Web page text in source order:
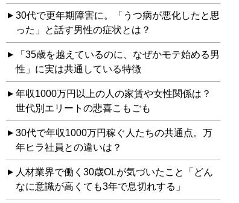
30代で更年期障害に。「うつ病が悪化したと思
った」と話す男性の症状とは？
「35歳を越えているのに、なぜかモテ始める男
性」に実は共通している特徴
年収1000万円以上の人の家賃や女性関係は？
世代別エリートの悲喜こもごも
30代で年収1000万円稼ぐ人たちの共通点。万
年ヒラ社員との違いは？
人材業界で働く30歳OLが気づいたこと「どん
なに意識が高くても3年で息切れする」